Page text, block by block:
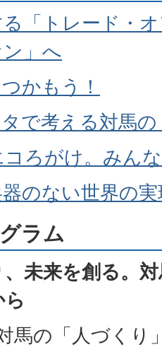
「トレード・
ン」へ
かもう！
で考える対馬
コろがけ。みん
のない世界の
ラム
未来を創る。
馬の「人づくり